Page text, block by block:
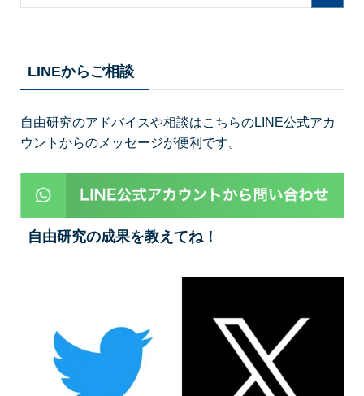
LINEからご相談
自由研究のアドバイスや相談はこちらのLINE公式アカ
ウントからのメッセージが便利です。
自由研究の成果を教えてね！